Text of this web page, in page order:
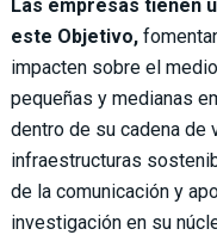
Las empresas tienen
este Objetivo,
impacten sobre el
pequeñas y medianas
dentro de su cadena de
infraestructuras
de la comunicación y
investigación en su